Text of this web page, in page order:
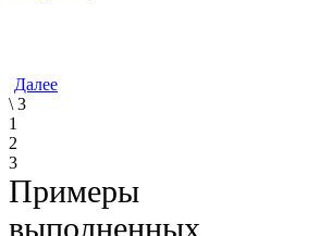
Далее
\ 3
1
2
3
Примеры
выполненных